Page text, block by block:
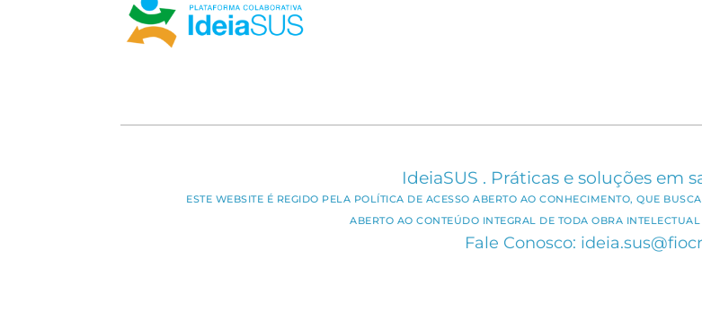
IdeiaSUS . Práticas e soluções em
ESTE WEBSITE É REGIDO PELA POLÍTICA DE ACESSO ABERTO AO CONHECIMENTO, QUE
ABERTO AO CONTEÚDO INTEGRAL DE TODA OBRA
Fale Conosco: